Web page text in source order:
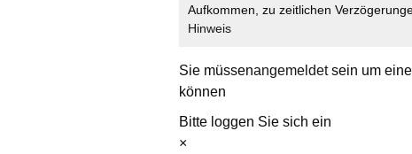
Aufkommen, zu zeitlichen
Hinweis
Sie müssenangemeldetsein um
können
Bitte loggen Sie sich ein
×